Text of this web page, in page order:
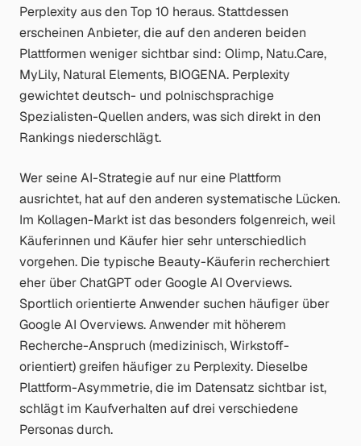
Perplexity aus den Top 10 heraus. Stattdessen
erscheinen Anbieter, die auf den anderen beiden
Plattformen weniger sichtbar sind: Olimp, Natu.Care,
MyLily, Natural Elements, BIOGENA. Perplexity
gewichtet deutsch- und polnischsprachige
Spezialisten-Quellen anders, was sich direkt in den
Rankings niederschlägt.
Wer seine AI-Strategie auf nur eine Plattform
ausrichtet, hat auf den anderen systematische Lücken.
Im Kollagen-Markt ist das besonders folgenreich, weil
Käuferinnen und Käufer hier sehr unterschiedlich
vorgehen. Die typische Beauty-Käuferin recherchiert
eher über ChatGPT oder Google AI Overviews.
Sportlich orientierte Anwender suchen häufiger über
Google AI Overviews. Anwender mit höherem
Recherche-Anspruch (medizinisch, Wirkstoff-
orientiert) greifen häufiger zu Perplexity. Dieselbe
Plattform-Asymmetrie, die im Datensatz sichtbar ist,
schlägt im Kaufverhalten auf drei verschiedene
Personas durch.